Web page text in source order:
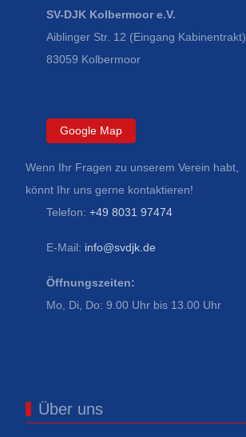
SV-DJK Kolbermoor e.V.
Aiblinger Str. 12 (Eingang Kabinentrakt)
83059 Kolbermoor
Google Map
Wenn Ihr Fragen zu unserem Verein habt,
könnt Ihr uns gerne kontaktieren!
Telefon: +49 8031 97474
E-Mail: info@svdjk.de
Öffnungszeiten:
Mo, Di, Do: 9.00 Uhr bis 13.00 Uhr
Über uns